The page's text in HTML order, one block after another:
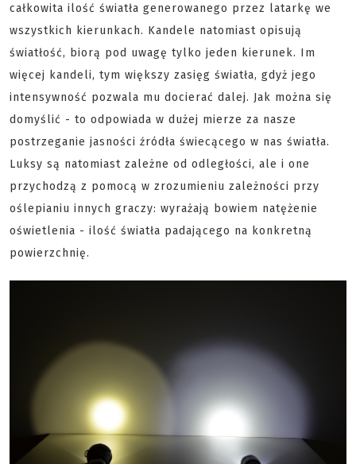
całkowita ilość światła generowanego przez latarkę we
wszystkich kierunkach. Kandele natomiast opisują
światłość, biorą pod uwagę tylko jeden kierunek. Im
więcej kandeli, tym większy zasięg światła, gdyż jego
intensywność pozwala mu docierać dalej. Jak można się
domyślić - to odpowiada w dużej mierze za nasze
postrzeganie jasności źródła świecącego w nas światła.
Luksy są natomiast zależne od odległości, ale i one
przychodzą z pomocą w zrozumieniu zależności przy
oślepianiu innych graczy: wyrażają bowiem natężenie
oświetlenia - ilość światła padającego na konkretną
powierzchnię.